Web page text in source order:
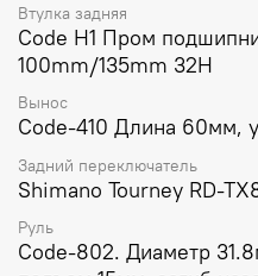
Втулка задняя
Code H1 Пром
100mm/135mm 32H
Вынос
Code-410 Длина 60мм,
Задний переключатель
Shimano Tourney RD-
Руль
Code-802. Диаметр